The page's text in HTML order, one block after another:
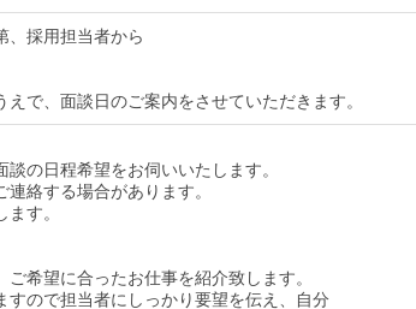
、採用担当者から
で、面談日のご案内をさせていただきます。
の日程希望をお伺いいたします。
絡する場合があります。
す。
希望に合ったお仕事を紹介致します。
すので担当者にしっかり要望を伝え、自分